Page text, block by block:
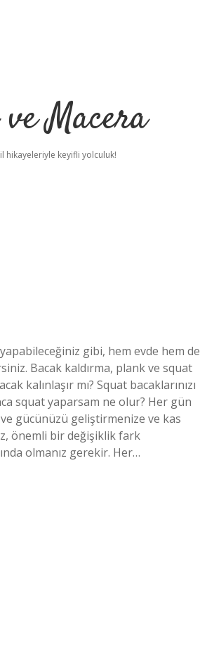
Macera
hikayeleriyle keyifli yolculuk!
gibi, hem evde hem de
Bacak kaldırma, plank ve squat
kalınlaşır mı? Squat bacaklarınızı
squat yaparsam ne olur? Her gün
gücünüzü geliştirmenize ve kas
önemli bir değişiklik fark
olmanız gerekir. Her…